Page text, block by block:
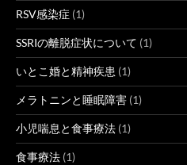
RSV感染症 (1)
SSRIの離脱症状について (1)
いとこ婚と精神疾患 (1)
メラトニンと睡眠障害 (1)
小児喘息と食事療法 (1)
食事療法 (1)